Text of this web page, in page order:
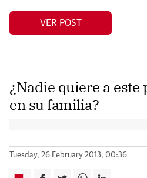
VER POST
¿Nadie quiere a
en su familia?
Tuesday, 26 February 2013, 00:36